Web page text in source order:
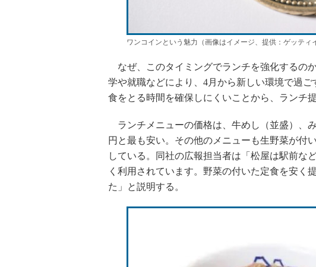
ワンコインという魅力（画像はイメージ、提供：ゲッティ
なぜ、このタイミングでランチを強化するの
学や就職などにより、4月から新しい環境で過
食をとる時間を確保しにくいことから、ランチ
ランチメニューの価格は、牛めし（並盛）、
円と最も安い。その他のメニューも生野菜が付
している。同社の広報担当者は「松屋は駅前な
く利用されています。野菜の付いた定食を安く
た」と説明する。